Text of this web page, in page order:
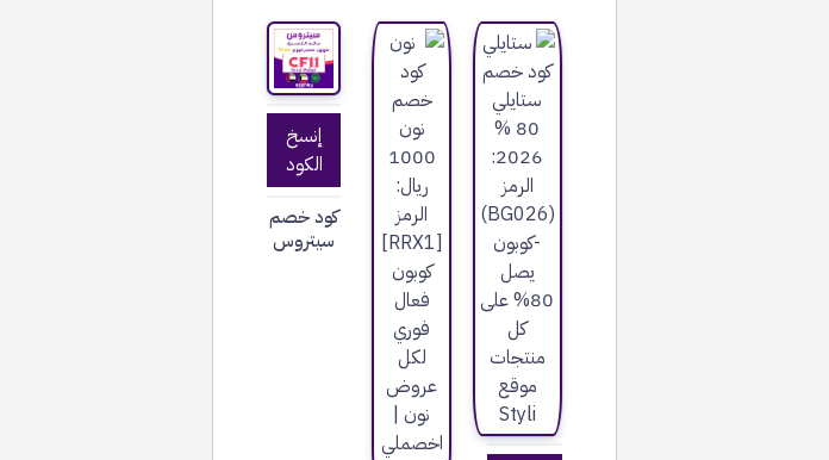
إنسخ
الكود
كود خصم
سيتروس